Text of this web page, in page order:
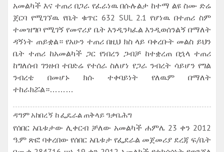
አመልካች እና ተጠሪ በጋራ የፈራነዉ በሱሉልታ ከተማ ልዩ ስሙ ድሬ
ጀርባ የሚገኘዉ የቤት ቁጥር 632 SUL 2.1 የሆነዉ በተጠሪ ስም
ተመዝግቦ የሚገኝ የመኖሪያ ቤት እንዲንካፈል እንዲወሰንልኝ በማለት
ዳኝነት ጠይቋል። የአሁን ተጠሪ በዚህ ክስ ላይ ባቀረቡት መልስ ይህን
ቤት ተጠሪ ከአመልካች ጋር የነበረን ጋብቻ ከተቋረጠ በኋላ ተጠሪ
ከግለሰብ ገንዘብ ተበድሬ የተሰራ ስለሆነ የጋራ ንብረት ሳይሆን የግል
ንብረቴ በመሆኑ ክሱ ተቀባይነት የለዉም በማለት
ተከራክሯል።………
ዳግም አከበረኝ ከ ፌዴራል ጠቅላይ ዓቃቤሕግ
የሰበር አቤቱታው ሊቀርብ ቻለው አመልካች ሐምሌ 23 ቀን 2012
ዓ.ም ጽፎ ባቀረበው የሰበር አቤቱታ የፌደራል መጀመሪያ ደረጃ ፍ/ቤት